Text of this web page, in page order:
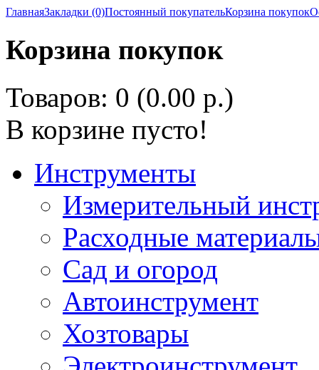
ГлавнаяЗакладки (0)Постоянный покупательКорзина покупок
Корзина покупок
Товаров: 0 (0.00 р.)
В корзине пусто!
Инструменты
Измерительный
Расходные
Сад и огород
Автоинструмент
Хозтовары